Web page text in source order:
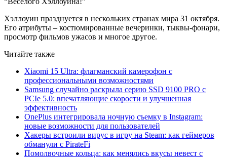
Хэллоуин празднуется в нескольких странах мира 31 октября.
Его атрибуты – костюмированные вечеринки, тыквы-фонари,
просмотр фильмов ужасов и многое другое.
Читайте также
Xiaomi 15 Ultra: флагманский камерофон с
профессиональными возможностями
Samsung случайно раскрыла серию SSD 9100 PRO с
PCIe 5.0: впечатляющие скорости и улучшенная
эффективность
OnePlus интегрировала ночную съемку в Instagram:
новые возможности для пользователей
Хакеры встроили вирус в игру на Steam: как геймеров
обманули с PirateFi
Помолвочные кольца: как менялись вкусы невест с